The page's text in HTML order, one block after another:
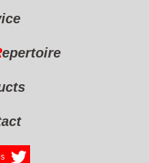
epertoire